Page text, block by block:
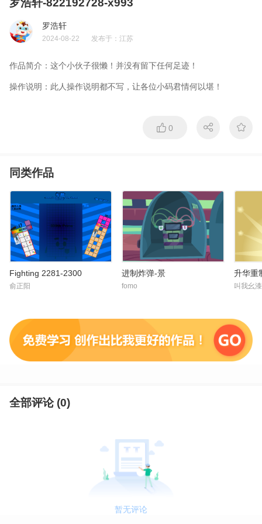
罗浩轩-822192728-x993
罗浩轩
2024-08-22 发布于： 江苏
作品简介： 这个小伙子很懒！并没有留下任何足迹！
操作说明： 此人操作说明都不写，让各位小码君情何以堪！
0
同类作品
Fighting 2281-2300
俞正阳
进制炸弹-景
fomo 叫我幺
全部评论 (0)
暂无评论